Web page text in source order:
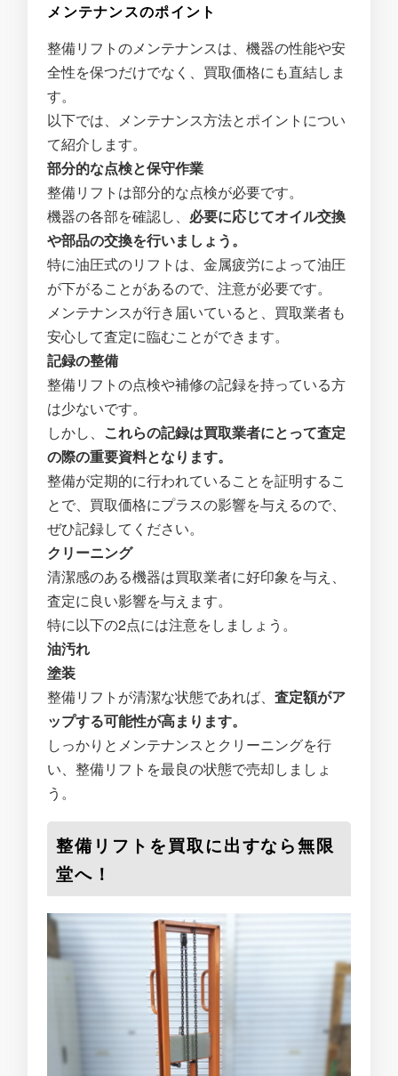
メンテナンスのポイント
整備リフトのメンテナンスは、機器の性能や安
全性を保つだけでなく、買取価格にも直結しま
す。
以下では、メンテナンス方法とポイントについ
て紹介します。
部分的な点検と保守作業
整備リフトは部分的な点検が必要です。
機器の各部を確認し、 必要に応じてオイル交換
や部品の交換を行いましょう。
特に油圧式のリフトは、金属疲労によって油圧
が下がることがあるので、注意が必要です。
メンテナンスが行き届いていると、買取業者も
安心して査定に臨むことができます。
記録の整備
整備リフトの点検や補修の記録を持っている方
は少ないです。
しかし、 これらの記録は買取業者にとって査定
の際の重要資料となります。
整備が定期的に行われていることを証明するこ
とで、買取価格にプラスの影響を与えるので、
ぜひ記録してください。
クリーニング
清潔感のある機器は買取業者に好印象を与え、
査定に良い影響を与えます。
特に以下の2点には注意をしましょう。
油汚れ
塗装
整備リフトが清潔な状態であれば、査定額がア
ップする可能性が高まります。
しっかりとメンテナンスとクリーニングを行
い、整備リフトを最良の状態で売却しましょ
う。
整備リフトを買取に出すなら無限
堂へ！